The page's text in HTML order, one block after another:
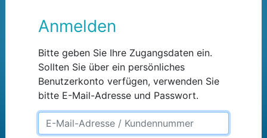
Anmelden
Bitte geben Sie Ihre Zugangsdaten ein.
Sollten Sie über ein persönliches
Benutzerkonto verfügen, verwenden Sie
bitte E-Mail-Adresse und Passwort.
EmailOrUsername